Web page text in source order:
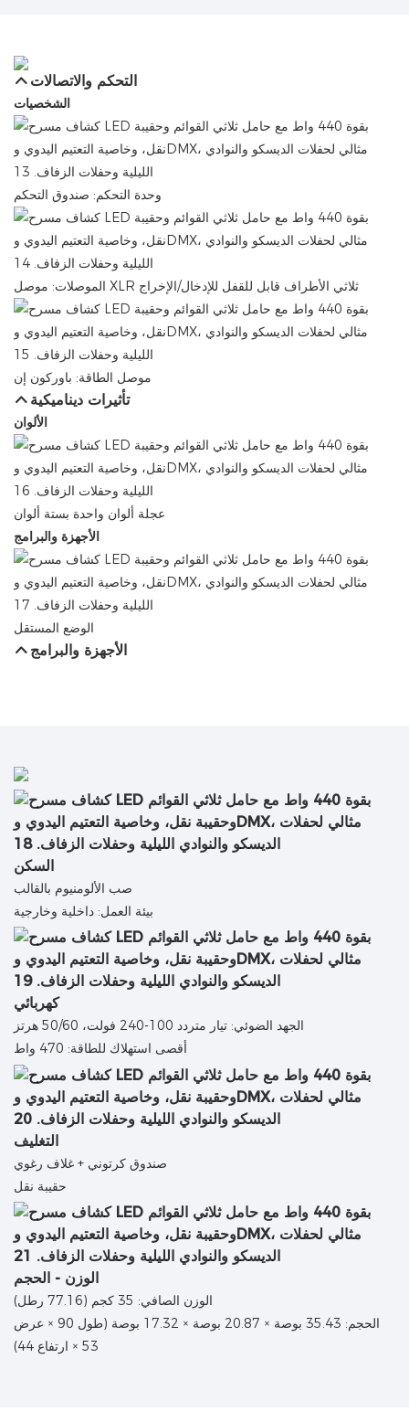
التحكم والاتصالات
الشخصيات
وحدة التحكم: صندوق التحكم
الموصلات: موصل XLR ثلاثي الأطراف قابل للقفل للإدخال/الإخراج
موصل الطاقة: باوركون إن
تأثيرات ديناميكية
الألوان
عجلة ألوان واحدة بستة ألوان
الأجهزة والبرامج
الوضع المستقل
الأجهزة والبرامج
السكن
صب الألومنيوم بالقالب
بيئة العمل: داخلية وخارجية
كهربائي
الجهد الضوئي: تيار متردد 100-240 فولت، 50/60 هرتز
أقصى استهلاك للطاقة: 470 واط
التغليف
صندوق كرتوني + غلاف رغوي
حقيبة نقل
الوزن - الحجم
الوزن الصافي: 35 كجم (77.16 رطل)
الحجم: 35.43 بوصة × 20.87 بوصة × 17.32 بوصة (طول 90 × عرض
53 × ارتفاع 44)